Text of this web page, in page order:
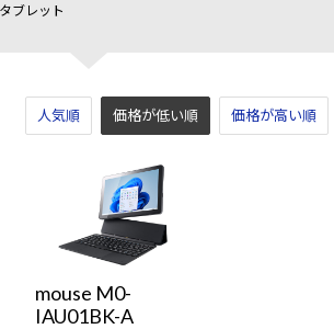
ブレット
人気順 価格が低い順 価格が高い順
mouse M0-
IAU01BK-A